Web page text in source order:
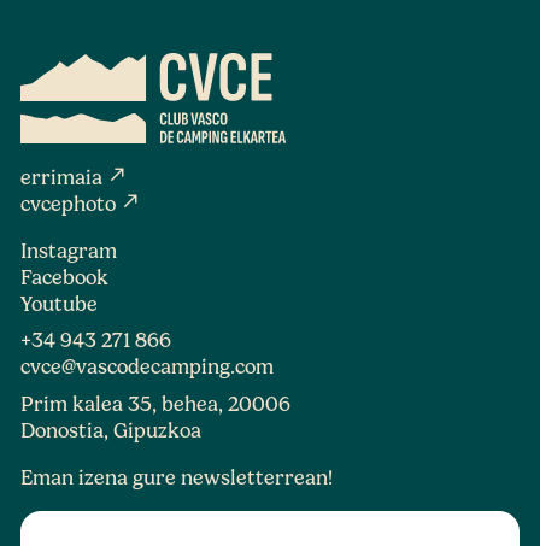
errimaia north_east
cvcephoto north_east
Instagram
Facebook
Youtube
+34 943 271 866
cvce@vascodecamping.com
Prim kalea 35, behea, 20006
Donostia, Gipuzkoa
Eman izena gure newsletterrean!